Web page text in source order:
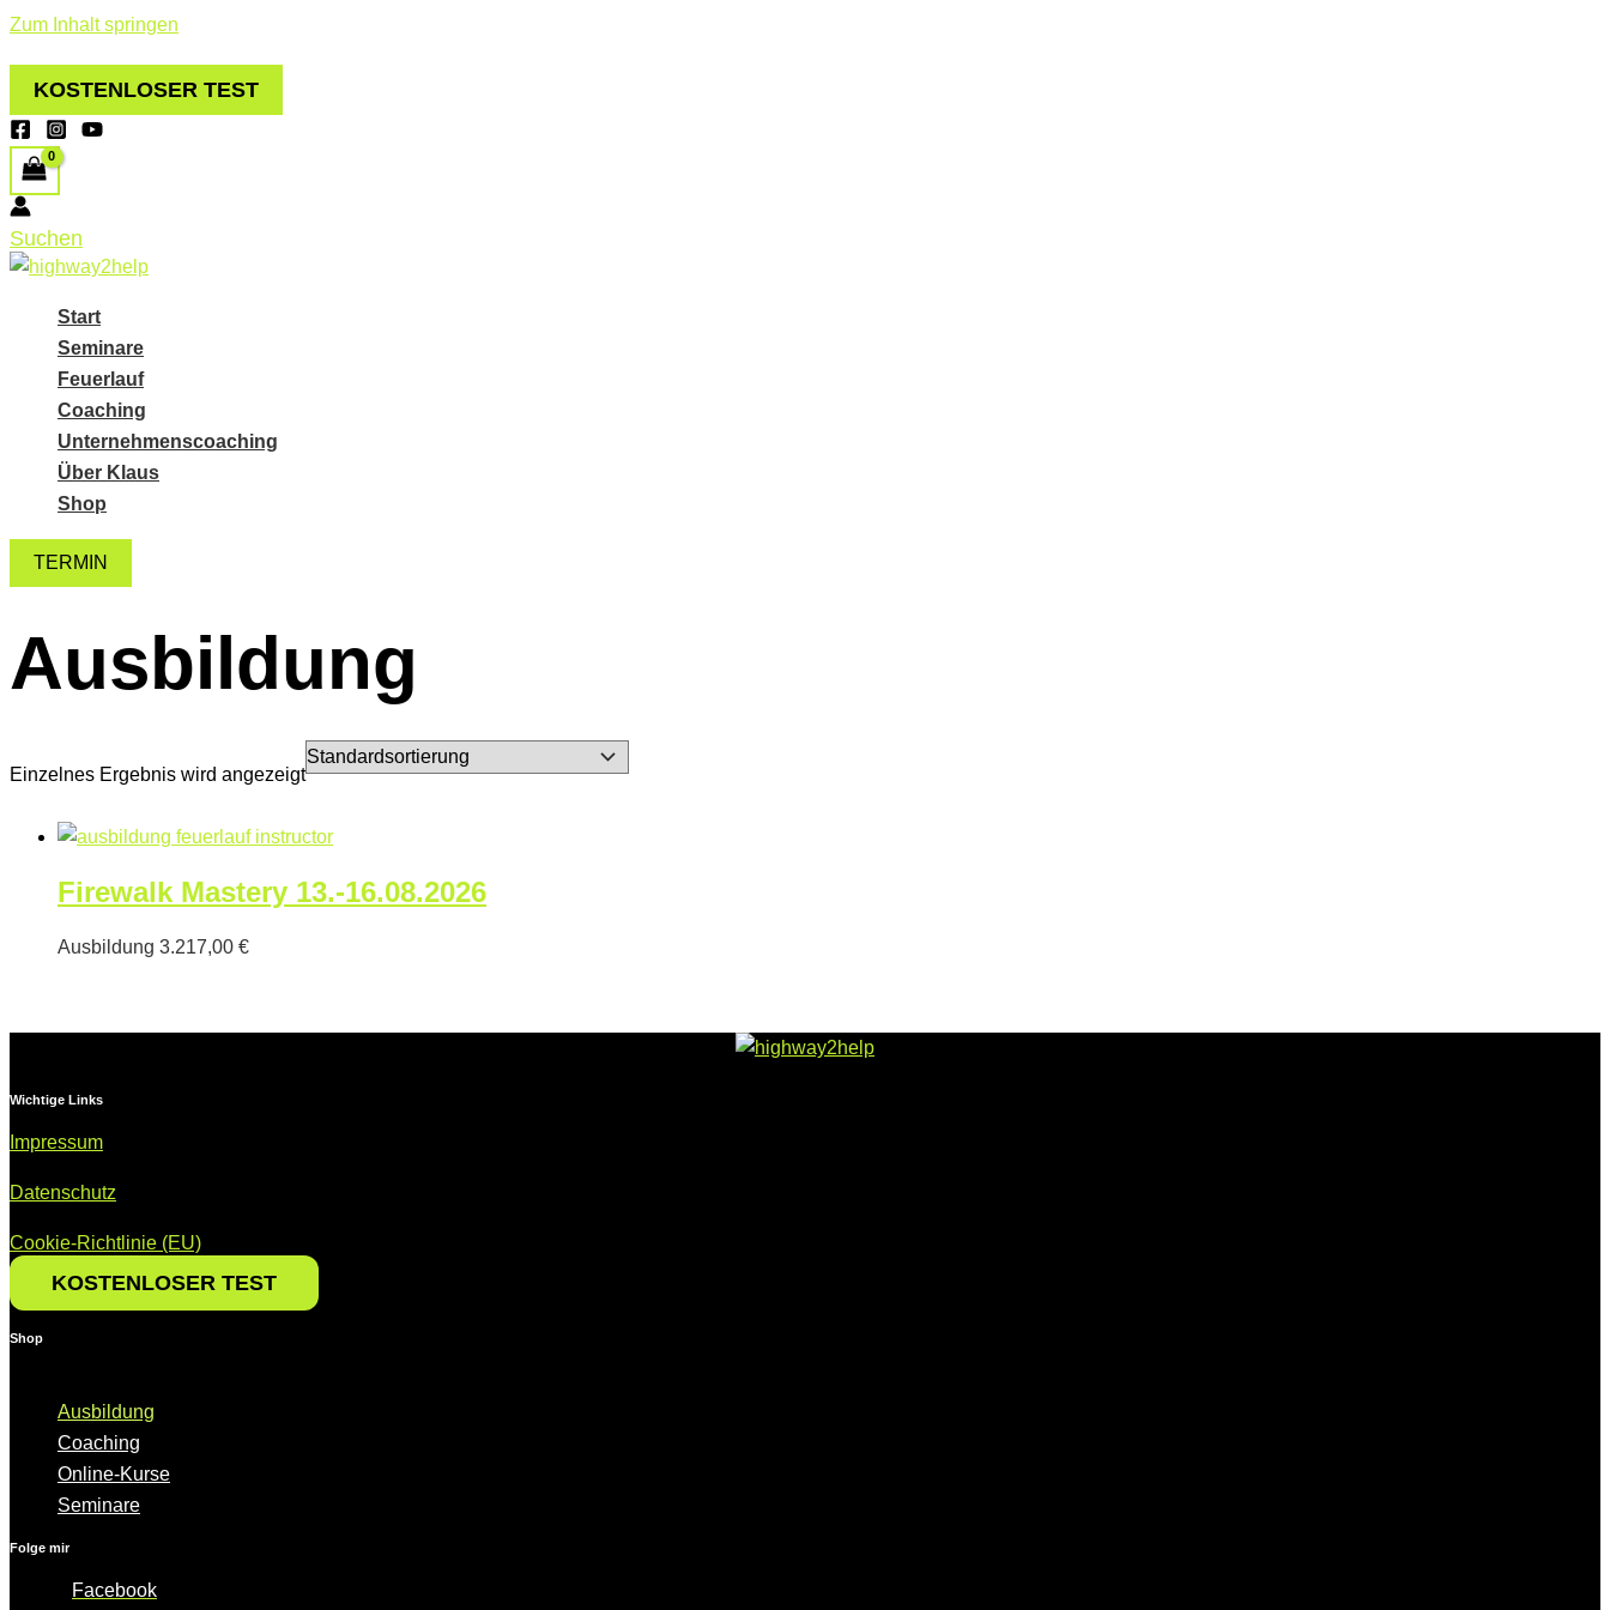
Zum Inhalt springen
KOSTENLOSER TEST
Suchen
Start
Seminare
Feuerlauf
Coaching
Unternehmenscoaching
Über Klaus
Shop
TERMIN
Ausbildung
Einzelnes Ergebnis wird angezeigt
Firewalk Mastery 13.-16.08.2026
Ausbildung 3.217,00 €
Wichtige Links
Impressum
Datenschutz
Cookie-Richtlinie (EU)
KOSTEN­LOSER TEST
Shop
Ausbildung
Coaching
Online-Kurse
Seminare
Folge mir
Facebook